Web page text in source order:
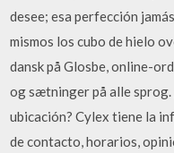
desee; esa perfección
mismos los cubo de hielo
dansk på Glosbe, online-
og sætninger på alle sprog.
ubicación? Cylex tiene la
de contacto, horarios,